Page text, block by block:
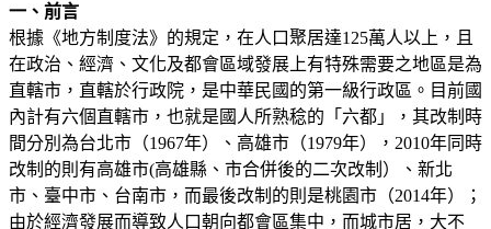
一、前言
根據《地方制度法》的規定，在人口聚居達125萬人以上，且
在政治、經濟、文化及都會區域發展上有特殊需要之地區是為
直轄市，直轄於行政院，是中華民國的第一級行政區。目前國
內計有六個直轄市，也就是國人所熟稔的「六都」，其改制時
間分別為台北市（1967年）、高雄市（1979年），2010年同時
改制的則有高雄市(高雄縣、市合併後的二次改制）、新北
市、臺中市、台南市，而最後改制的則是桃園市（2014年）；
由於經濟發展而導致人口朝向都會區集中，而城市居，大不